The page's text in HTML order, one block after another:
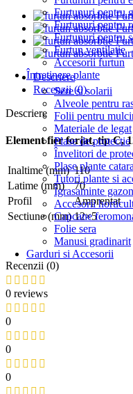
Furtunuri pentru
Furtunuri pentru
Furtunuri pentru
Furtun ventilatie
Accesorii furtun
Întretinere plante
Sere si solarii
Alveole pentru
Folii pentru
Materiale de legat
Plase de protectie
Învelitori de
Plase plante
Tutori plante si
Îgrasaminte
Accesorii
Capcane
Folie sera
Manusi gradinarit
Garduri si Accesorii
Descriere
Recenzii (0)
Descriere
Element fier forjat, tip C,
Inaltime (mm) 110
Latime (mm)
70
Profil
Amprentat
Sectiune (mm) 12×5
Recenzii (0)
0 reviews
0
0
0